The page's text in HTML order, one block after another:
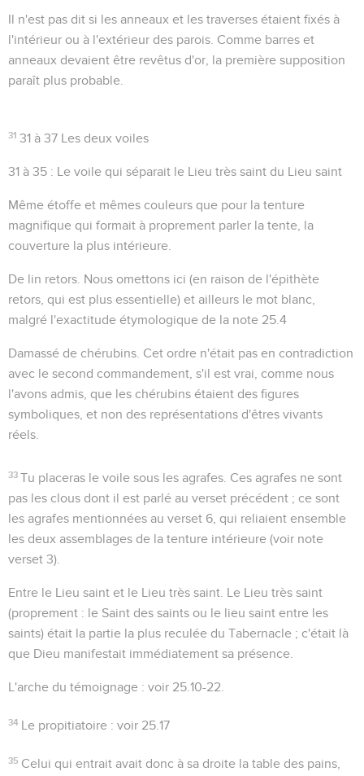
Il n'est pas dit si les anneaux et les traverses étaient fixés à
l'intérieur ou à l'extérieur des parois. Comme barres et
anneaux devaient être revêtus d'or, la première supposition
paraît plus probable.
31 31 à 37 Les deux voiles
31 à 35 : Le voile qui séparait le Lieu très saint du Lieu saint
Même étoffe et mêmes couleurs que pour la tenture
magnifique qui formait à proprement parler la tente, la
couverture la plus intérieure.
De lin retors . Nous omettons ici (en raison de l'épithète
retors , qui est plus essentielle) et ailleurs le mot blanc
malgré l'exactitude étymologique de la note 25.4
Damassé de chérubins . Cet ordre n'était pas en contradiction
avec le second commandement, s'il est vrai, comme nous
l'avons admis, que les chérubins étaient des figures
symboliques, et non des représentations d'êtres vivants
réels.
33 Tu placeras le voile sous les agrafes . Ces agrafes ne sont
pas les clous dont il est parlé au verset précédent ; ce sont
les agrafes mentionnées au verset 6, qui reliaient ensemble
les deux assemblages de la tenture intérieure (voir note
verset 3).
Entre le Lieu saint et le Lieu très saint . Le Lieu très saint
(proprement : le Saint des saints ou le lieu saint entre les
saints) était la partie la plus reculée du Tabernacle ; c'était là
que Dieu manifestait immédiatement sa présence.
L'arche du témoignage : voir 25.10-22
34 Le propitiatoire : voir 25.17
35 Celui qui entrait avait donc à sa droite la table des pains,